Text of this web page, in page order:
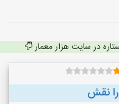
در سایت هزار معمار
نقش